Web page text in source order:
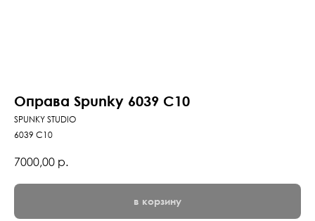
Оправа Spunky 6039 C10
SPUNKY STUDIO
6039 C10
7000,00 р.
в корзину